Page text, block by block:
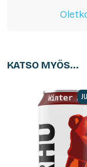
KATSO MYÖS...